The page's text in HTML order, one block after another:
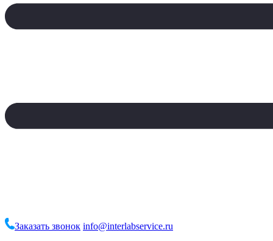
Заказать звонок info@interlabservice.ru